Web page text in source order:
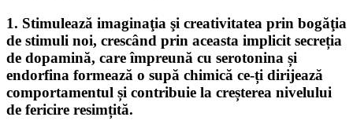
1. Stimulează imaginaţia şi creativitatea prin bogăţia
de stimuli noi, crescând prin aceasta implicit secreția
de dopamină, care împreună cu serotonina și
endorfina formează o supă chimică ce-ți dirijează
comportamentul și contribuie la creșterea nivelului
de fericire resimțită.